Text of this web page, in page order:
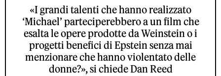
«I grandi talenti che hanno realizzato
‘Michael’ parteciperebbero a un film che
esalta le opere prodotte da Weinstein o i
progetti benefici di Epstein senza mai
menzionare che hanno violentato delle
donne?», si chiede Dan Reed